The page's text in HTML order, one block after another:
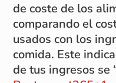
de coste de los
comparando el
usados con los
comida. Este
de tus ingresos se